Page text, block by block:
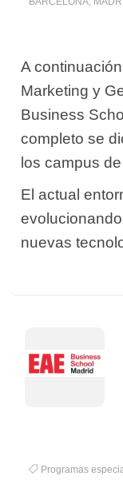
A
Marketing y
Business
completo se
los campus
El actual
nuevas
Programas